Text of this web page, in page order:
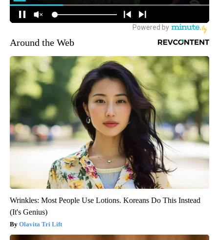
Around the Web
Wrinkles: Most People Use Lotions. Koreans Do This Instead
(It's Genius)
Olavita Tri Lift